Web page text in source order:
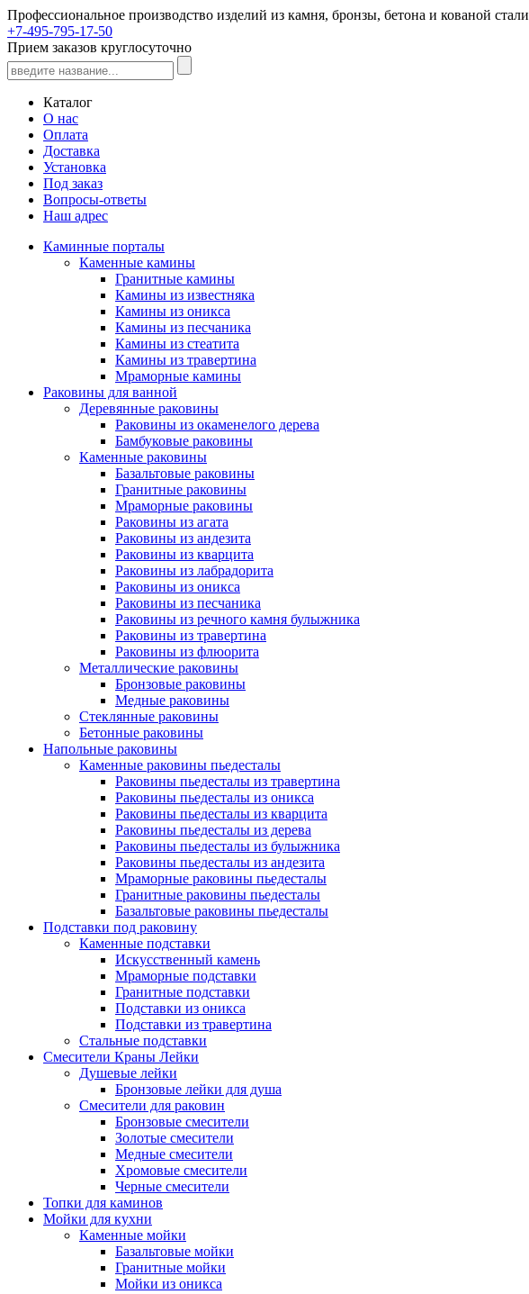
Профессиональное производство изделий из камня, бронзы, бетона и кованой стали
+7-495-795-17-50
Прием заказов круглосуточно
Каталог
О нас
Оплата
Доставка
Установка
Под заказ
Вопросы-ответы
Наш адрес
Каминные порталы
Каменные камины
Гранитные камины
Камины из известняка
Камины из оникса
Камины из песчаника
Камины из стеатита
Камины из травертина
Мраморные камины
Раковины для ванной
Деревянные раковины
Раковины из окаменелого дерева
Бамбуковые раковины
Каменные раковины
Базальтовые раковины
Гранитные раковины
Мраморные раковины
Раковины из агата
Раковины из андезита
Раковины из кварцита
Раковины из лабрадорита
Раковины из оникса
Раковины из песчаника
Раковины из речного камня булыжника
Раковины из травертина
Раковины из флюорита
Металлические раковины
Бронзовые раковины
Медные раковины
Стеклянные раковины
Бетонные раковины
Напольные раковины
Каменные раковины пьедесталы
Раковины пьедесталы из травертина
Раковины пьедесталы из оникса
Раковины пьедесталы из кварцита
Раковины пьедесталы из дерева
Раковины пьедесталы из булыжника
Раковины пьедесталы из андезита
Мраморные раковины пьедесталы
Гранитные раковины пьедесталы
Базальтовые раковины пьедесталы
Подставки под раковину
Каменные подставки
Искусственный камень
Мраморные подставки
Гранитные подставки
Подставки из оникса
Подставки из травертина
Стальные подставки
Смесители Краны Лейки
Душевые лейки
Бронзовые лейки для душа
Смесители для раковин
Бронзовые смесители
Золотые смесители
Медные смесители
Хромовые смесители
Черные смесители
Топки для каминов
Мойки для кухни
Каменные мойки
Базальтовые мойки
Гранитные мойки
Мойки из оникса